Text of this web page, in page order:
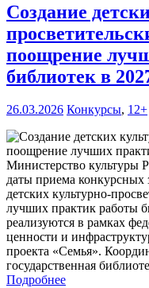
Создание
поощрение
библиотек в
26.03.2026 Конкурсы, 12+
Министерство культуры
даты приема конкурсных
детских культурно-
лучших практик работы
реализуются в рамках
ценности и
проекта «Семья».
государственная
Подробнее